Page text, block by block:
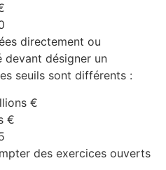
directement ou
devant désigner un
seuils sont différents :
€
€
des exercices ouverts